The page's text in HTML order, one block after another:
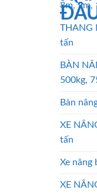
8m, 9m,
THANG
tấn
BÀN
500kg,
Bàn
XE
tấn
Xe nâng
XE